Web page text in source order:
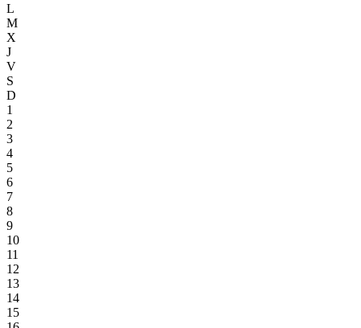
L
M
X
J
V
S
D
1
2
3
4
5
6
7
8
9
10
11
12
13
14
15